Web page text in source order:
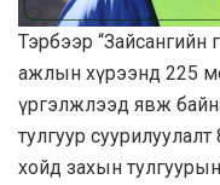
Тэрбээр “Зайсангийн
ажлын хүрээнд 225
үргэлжлээд явж
тулгуур
хойд захын